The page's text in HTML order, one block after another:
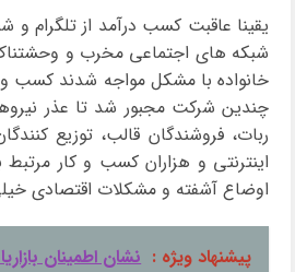
یقینا عاقبت کسب درآمد از تلگرام و
شبکه های اجتماعی مخرب و وحشتناک
خانواده با مشکل مواجه شدند کسب
چندین شرکت مجبور شد تا عذر
ربات، فروشندگان قالب، توزیع
اینترنتی و هزاران کسب و کار
اوضاع آشفته و مشکلات اقتصادی
پیشنهاد ویژه : نشان اطمینان